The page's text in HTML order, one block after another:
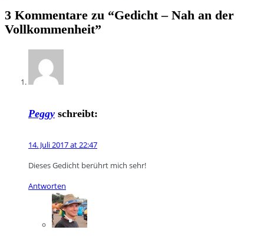
3 Kommentare zu “Gedicht – Nah an der
Vollkommenheit”
Peggy schreibt:
14. Juli 2017 at 22:47
Dieses Gedicht berührt mich sehr!
Antworten